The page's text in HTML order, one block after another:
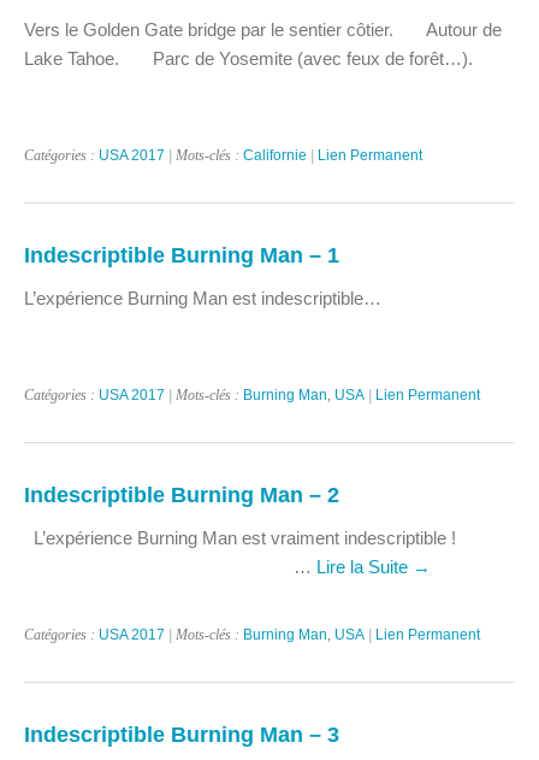
Vers le Golden Gate bridge par le sentier côtier. Autour de
Lake Tahoe. Parc de Yosemite (avec feux de forêt…).
Catégories : USA 2017 | Mots-clés : Californie | Lien Permanent
Indescriptible Burning Man – 1
L’expérience Burning Man est indescriptible…
Catégories : USA 2017 | Mots-clés : Burning Man USA | Lien Permanent
Indescriptible Burning Man – 2
L’expérience Burning Man est vraiment indescriptible !
… Lire la Suite →
Catégories : USA 2017 | Mots-clés : Burning Man USA | Lien Permanent
Indescriptible Burning Man – 3